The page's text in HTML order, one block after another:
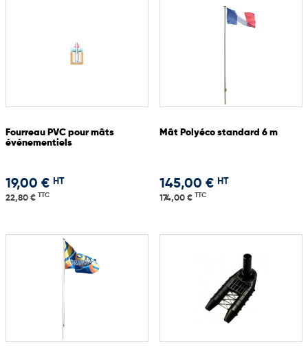
Fourreau PVC pour mâts
événementiels
19,00 € HT
22,80 € TTC
Mât Polyéco standard 6 m
145,00 € HT
174,00 € TTC